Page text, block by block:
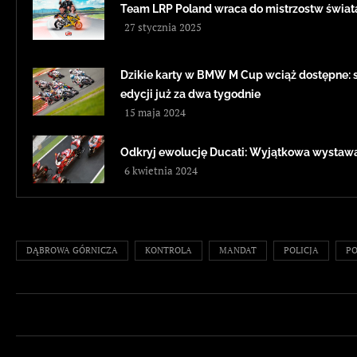
Team LRP Poland wraca do mistrzostw
27 stycznia 2025
Dzikie karty w BMW M Cup wciąż dostępne:
edycji już za dwa tygodnie
15 maja 2024
Odkryj ewolucję Ducati: Wyjątkowa
6 kwietnia 2024
DĄBROWA GÓRNICZA KONTROLA MANDAT POLICJA